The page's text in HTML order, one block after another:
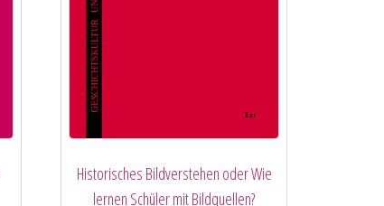
Historisches Bildverstehen oder Wie
lernen Schüler mit Bildquellen?